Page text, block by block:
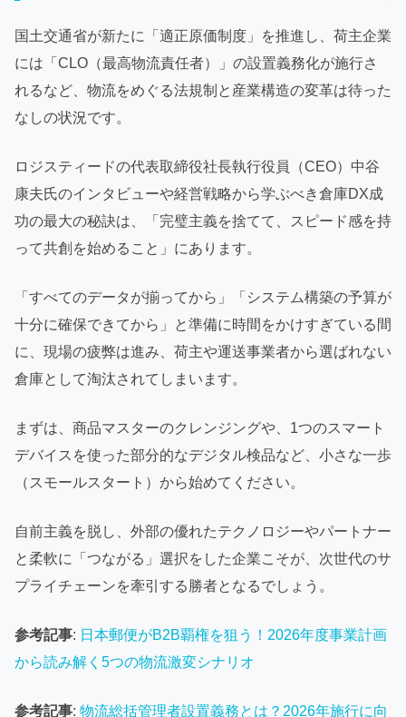
国土交通省が新たに「適正原価制度」を推進し、荷主企業
には「CLO（最高物流責任者）」の設置義務化が施行さ
れるなど、物流をめぐる法規制と産業構造の変革は待った
なしの状況です。
ロジスティードの代表取締役社長執行役員（CEO）中谷
康夫氏のインタビューや経営戦略から学ぶべき倉庫DX成
功の最大の秘訣は、「完璧主義を捨てて、スピード感を持
って共創を始めること」にあります。
「すべてのデータが揃ってから」「システム構築の予算が
十分に確保できてから」と準備に時間をかけすぎている間
に、現場の疲弊は進み、荷主や運送事業者から選ばれない
倉庫として淘汰されてしまいます。
まずは、商品マスターのクレンジングや、1つのスマート
デバイスを使った部分的なデジタル検品など、小さな一歩
（スモールスタート）から始めてください。
自前主義を脱し、外部の優れたテクノロジーやパートナー
と柔軟に「つながる」選択をした企業こそが、次世代のサ
プライチェーンを牽引する勝者となるでしょう。
参考記事: 日本郵便がB2B覇権を狙う！2026年度事業計画
から読み解く5つの物流激変シナリオ
参考記事: 物流総括管理者設置義務とは？2026年施行に向